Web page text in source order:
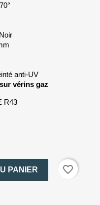
anti-UV
vérins gaz
R43
PANIER
favorite_border